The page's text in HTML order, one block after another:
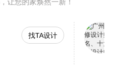
让您的家焕然一新！
找TA设计